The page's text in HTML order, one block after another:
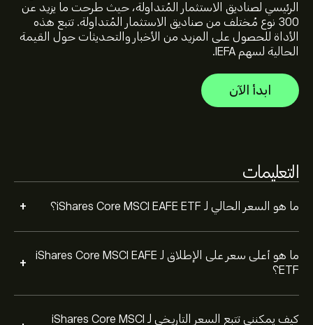
الرئيسي لصناديق الاستثمار المُتداولة، حيث طرحت ما يزيد عن
300 نوع مُختلف من صناديق الاستثمار المُتداولة. تتبع هذه
الأداة للحصول على المزيد من الأخبار والتحديثات حول القيمة
الحالية لسهم IEFA.
ابدأ الآن
التعليمات
ما هو السعر الحالي لـ iShares Core MSCI EAFE ETF؟ +
ما هو أعلى سعر على الإطلاق لـ iShares Core MSCI EAFE
ETF؟
+
كيف يمكنني تتبع السعر التاريخي لـ iShares Core MSCI
حدد الإطار الزمني "1 يوم" أو "1 أسبوع" على مخطط eToro وقم
15.55‎$‎ خلال السنة الماضية.